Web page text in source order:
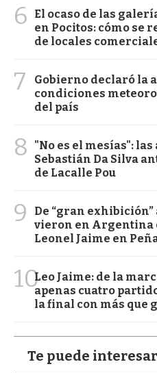
6
El ocaso de las
en Pocitos: cómo se
de locales
7
Gobierno declaró la
condiciones
del país
8
"No es el mesías":
Sebastián Da Silva
de Lacalle Pou
9
De “gran exhibición”
vieron en Argentina
Leonel Jaime en
10Leo Jaime: de la
apenas cuatro
la final con más que
Te puede interesar